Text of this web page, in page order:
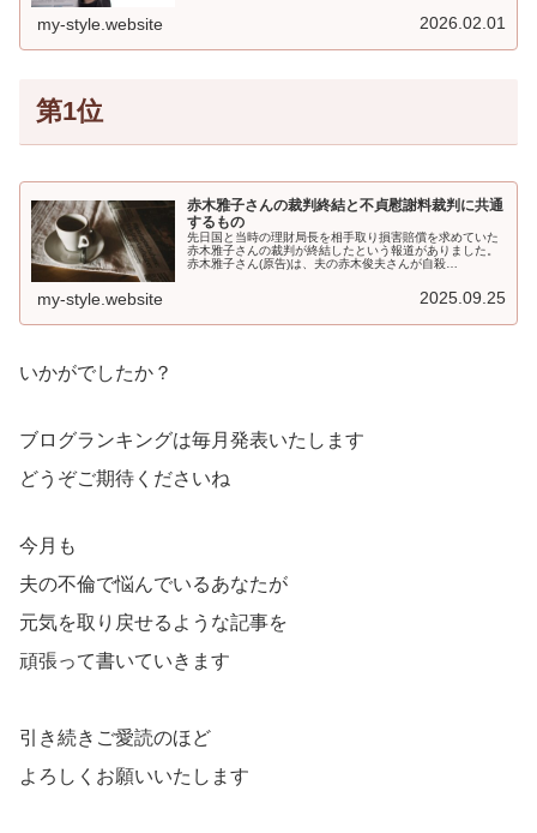
my-style.website 2026.02.01
第1位
赤木雅子さんの裁判終結と不貞慰謝料裁判に共通
するもの
先日国と当時の理財局長を相手取り損害賠償を求めていた
赤木雅子さんの裁判が終結したという報道がありました。
赤木雅子さん(原告)は、夫の赤木俊夫さんが自殺…
my-style.website 2025.09.25
いかがでしたか？
ブログランキングは毎月発表いたします
どうぞご期待くださいね
今月も
夫の不倫で悩んでいるあなたが
元気を取り戻せるような記事を
頑張って書いていきます
引き続きご愛読のほど
よろしくお願いいたします